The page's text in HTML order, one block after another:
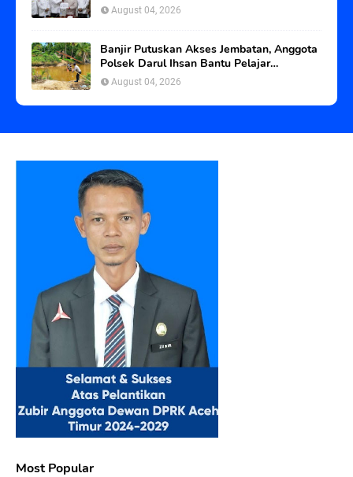
August 04, 2026
Banjir Putuskan Akses Jembatan, Anggota
Polsek Darul Ihsan Bantu Pelajar
Seberangi Sungai
August 04, 2026
Most Popular